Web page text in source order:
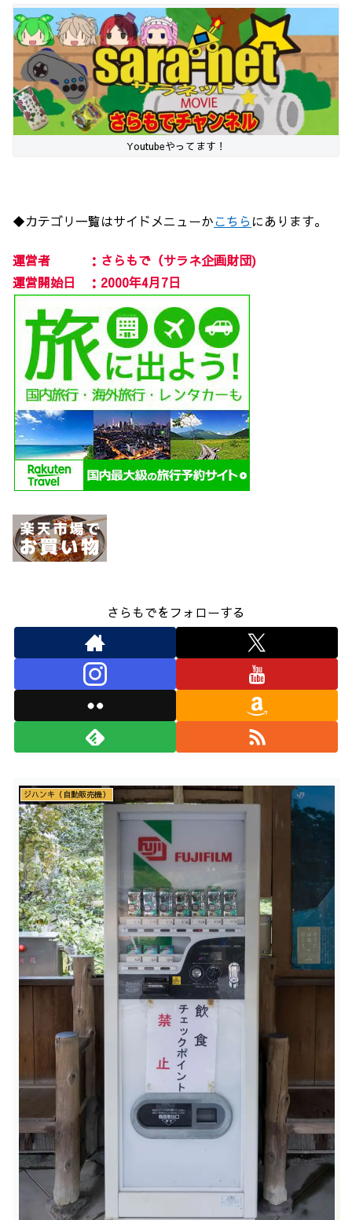
Youtubeやってます！
◆カテゴリ一覧はサイドメニューかこちら にあります。
運営者 ：さらもで（サラネ企画財団)
運営開始日 ：2000年4月7日
さらもでをフォローする
ジハンキ（自動販売機）